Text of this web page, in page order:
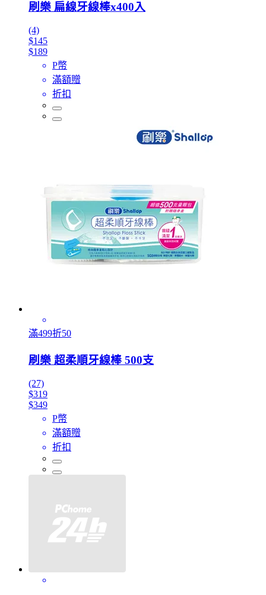
刷樂 扁線牙線棒x400入
(4)
$145
$189
P幣
滿額贈
折扣
滿499折50
刷樂 超柔順牙線棒 500支
(27)
$319
$349
P幣
滿額贈
折扣